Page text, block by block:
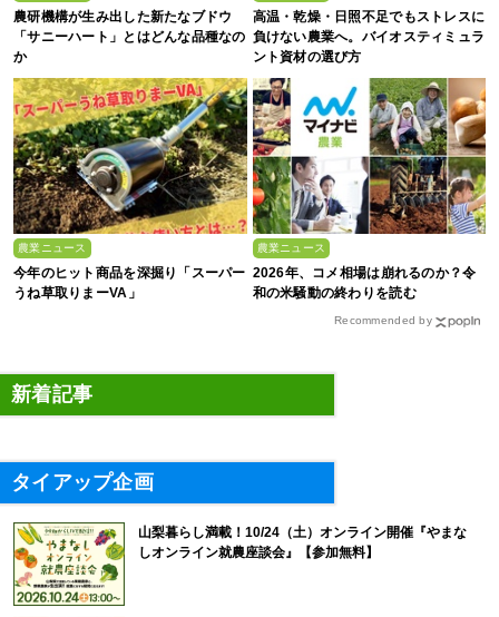
農研機構が生み出した新たなブドウ
「サニーハート」とはどんな品種なの
か
高温・乾燥・日照不足でもストレスに
負けない農業へ。バイオスティミュラ
ント資材の選び方
農業ニュース
今年のヒット商品を深掘り「スーパー
うね草取りまーVA」
農業ニュース
2026年、コメ相場は崩れるのか？令
和の米騒動の終わりを読む
Recommended by
新着記事
タイアップ企画
山梨暮らし満載！10/24（土）オンライン開催『やまな
しオンライン就農座談会』【参加無料】